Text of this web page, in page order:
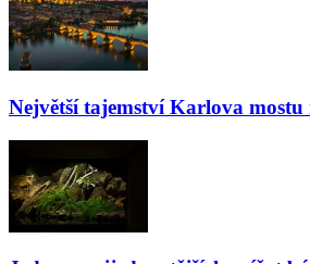
Největší tajemství Karlova